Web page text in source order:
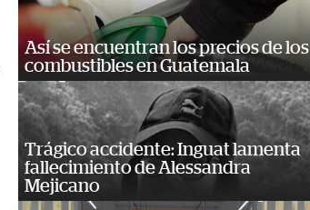
Así se encuentran los precios de los
combustibles en Guatemala
Trágico accidente: Inguat lamenta
fallecimiento de Alessandra
Mejicano